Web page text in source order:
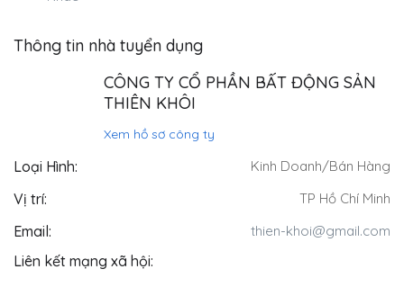
Thông tin nhà tuyển dụng
CÔNG TY CỔ PHẦN BẤT ĐỘNG SẢN
THIÊN KHÔI
Xem hồ sơ công ty
Loại Hình: Kinh Doanh/Bán Hàng
Vị trí: TP Hồ Chí Minh
Email: thien-khoi@gmail.com
Liên kết mạng xã hội: